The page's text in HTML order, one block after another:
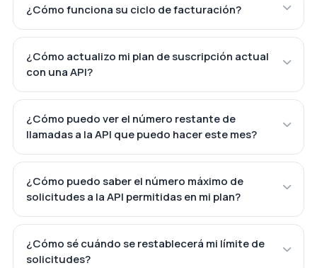
¿Cómo funciona su ciclo de facturación?
¿Cómo actualizo mi plan de suscripción actual
con una API?
¿Cómo puedo ver el número restante de
llamadas a la API que puedo hacer este mes?
¿Cómo puedo saber el número máximo de
solicitudes a la API permitidas en mi plan?
¿Cómo sé cuándo se restablecerá mi límite de
solicitudes?